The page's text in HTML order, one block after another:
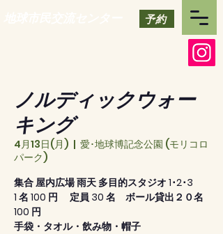
予約
ノルディックウォー
キング
4月13日(月)
  |
愛･地球博記念公園 (モリコロ
パーク)
集合 屋内広場 雨天 多目的スタジオ 1･2･3
1 名 100 円 定員 30 名 ボール貸出２０名
100 円
手袋・タオル・飲み物・帽子